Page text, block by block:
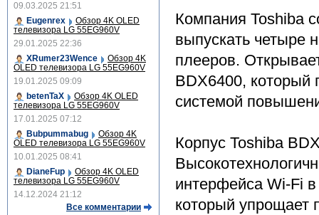
Компания Toshiba
выпускать четыре
плееров.
BDX6400,
системой
Корпус Toshiba
интерфейса Wi-Fi
который упрощает
09.03.2025 21:51
Eugenrex
Обзор 4K OLED
телевизора LG 55EG960V
29.01.2025 22:36
XRumer23Wence
Обзор 4K
OLED телевизора LG 55EG960V
19.01.2025 09:09
betenTaX
Обзор 4K OLED
телевизора LG 55EG960V
17.01.2025 07:12
Bubpummabug
Обзор 4K
OLED телевизора LG 55EG960V
10.01.2025 08:41
DianeFup
Обзор 4K OLED
телевизора LG 55EG960V
14.12.2024 21:12
Все комментарии